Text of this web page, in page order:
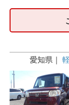
愛知県